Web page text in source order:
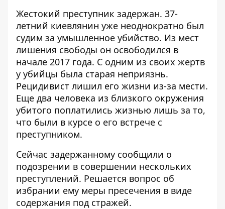
Жестокий преступник задержан. 37-
летний киевлянин уже неоднократно был
судим за умышленное убийство. Из мест
лишения свободы он освободился в
начале 2017 года. С одним из своих жертв
у убийцы была старая неприязнь.
Рецидивист лишил его жизни из-за мести.
Еще два человека из близкого окружения
убитого поплатились жизнью лишь за то,
что были в курсе о его встрече с
преступником.
Сейчас задержанному сообщили о
подозрении в совершении нескольких
преступлений. Решается вопрос об
избрании ему меры пресечения в виде
содержания под стражей.